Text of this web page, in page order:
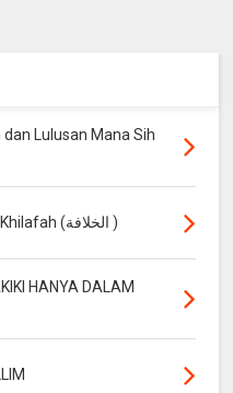
Lulusan Mana Sih
Perbedaan Imarah (الإمارة ) dan Khilafah (الخلافة )
HANYA DALAM